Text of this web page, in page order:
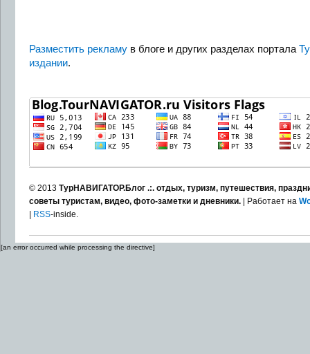
Разместить рекламув блоге и других разделах портала
издании.
© 2013 ТурНАВИГАТОР.Блог .:. отдых, туризм, путешествия,
советы туристам, видео, фото-заметки и дневники.| Работает на
| RSS-inside.
[an error occurred while processing the directive]